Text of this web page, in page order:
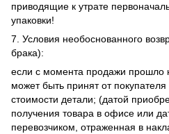
приводящие к утрате
упаковки!
7. Условия необоснованного
брака):
если с момента продажи прошло
может быть принят от
стоимости детали; (датой
получения товара в офисе или
перевозчиком, отраженная в